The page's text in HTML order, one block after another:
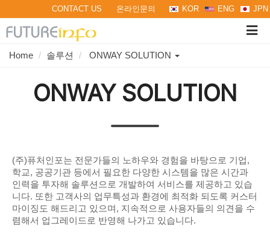
CONTACT US 온라인문의 KOR ENG JPN
Home 솔루션 ONWAY SOLUTION
Toggle
ONWAY SOLUTION
(주)퓨처인포는 전문가들의 노하우와 경험을 바탕으로 기업,
학교, 공공기관 등에서 필요한 다양한 시스템을 많은 시간과
인력을 투자해 솔루션으로 개발하여 서비스를 제공하고 있습
니다. 또한 고객사의 업무특성과 환경에 최적화 되도록 커스터
마이징도 해드리고 있으며, 지속적으로 사용자들의 의견을 수
렴해서 업그레이드로 반영해 나가고 있습니다.